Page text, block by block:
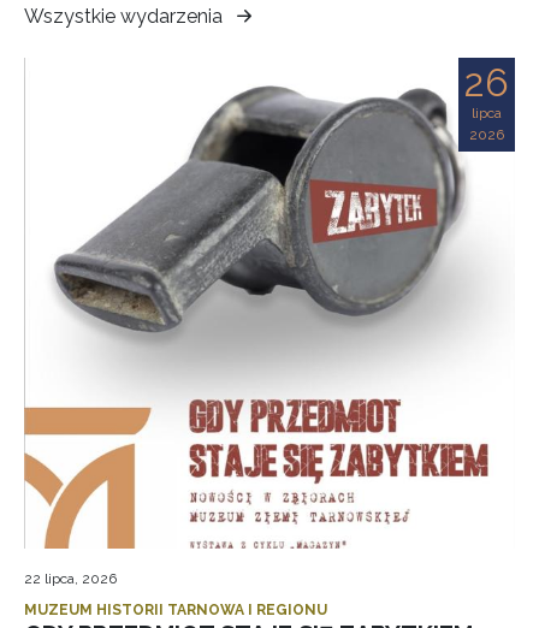
Wszystkie wydarzenia
Muzeum
Ziemi
26
lipca
2026
22 lipca, 2026
MUZEUM HISTORII TARNOWA I REGIONU